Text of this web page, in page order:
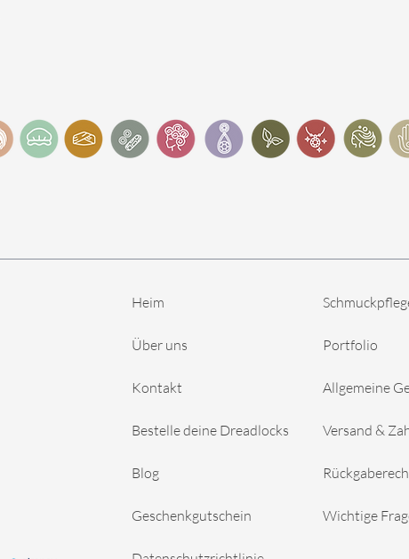
Heim
Über uns
Kontakt
Bestelle deine Dreadlocks
Blog
Geschenkgutschein
Portfolio
Allgemeine
Versand &
Wichtige